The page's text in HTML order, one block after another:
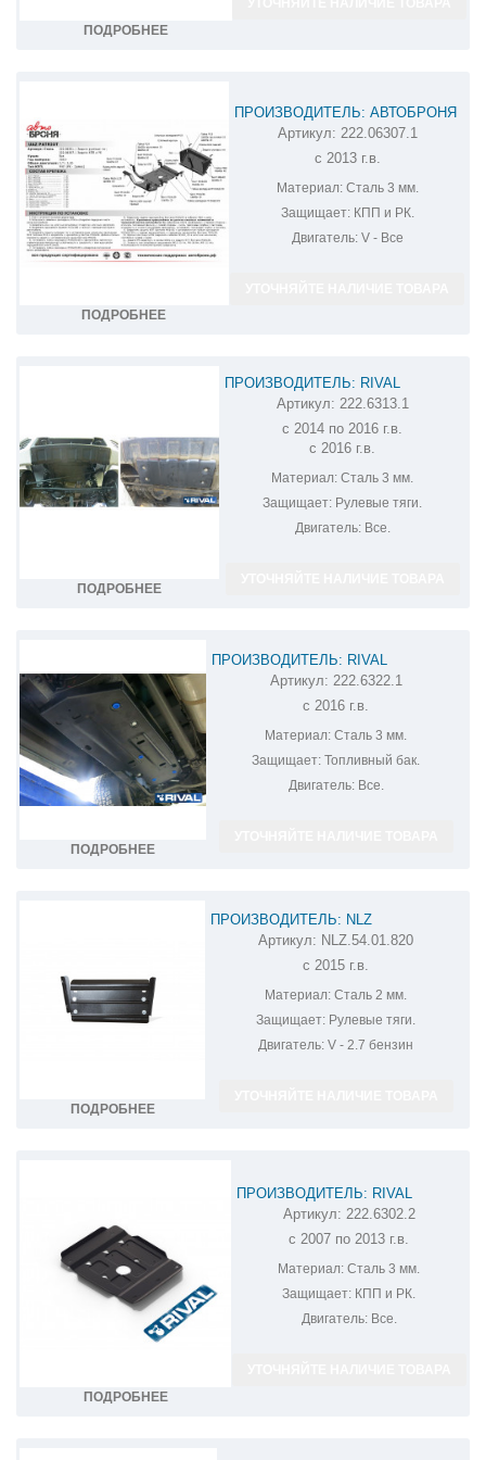
ПОДРОБНЕЕ
ПОДРОБНЕЕ
ПРОИЗВОДИТЕЛЬ: АВТОБРОНЯ
ЗАЩИТА КПП И РК UAZ PATRIOT
222.06307.1
Артикул: 222.06307.1
с 2013 г.в.
Материал:Сталь 3 мм.
Защищает:КПП и РК.
Двигатель:V - Все
ПОДРОБНЕЕ
ПРОИЗВОДИТЕЛЬ: RIVAL
ЗАЩИТА РУЛЕВЫХ ТЯГ UAZ PATRIOT
222.6313.1
Артикул: 222.6313.1
с 2014 по 2016 г.в.
с 2016 г.в.
Материал: Сталь 3 мм.
Защищает: Рулевые тяги.
Двигатель:Все.
ПОДРОБНЕЕ
ПРОИЗВОДИТЕЛЬ: RIVAL
ЗАЩИТА ТОПЛИВНОГО БАКА UAZ
PATRIOT 222.6322.1
Артикул: 222.6322.1
с 2016 г.в.
Материал: Сталь 3 мм.
Защищает: Топливный бак.
Двигатель:Все.
ПОДРОБНЕЕ
ПРОИЗВОДИТЕЛЬ: NLZ
ЗАЩИТА РУЛЕВЫХ ТЯГ НА УАЗ
PATRIOT NLZ.54.01.820
Артикул: NLZ.54.01.820
с 2015 г.в.
Материал: Сталь 2 мм.
Защищает: Рулевые тяги.
Двигатель: V - 2.7 бензин
ПОДРОБНЕЕ
ПРОИЗВОДИТЕЛЬ: RIVAL
ЗАЩИТА КПП И РК UAZ PATRIOT
222.6302.2
Артикул: 222.6302.2
с 2007 по 2013 г.в.
Материал: Сталь 3 мм.
Защищает: КПП и РК.
Двигатель:Все.